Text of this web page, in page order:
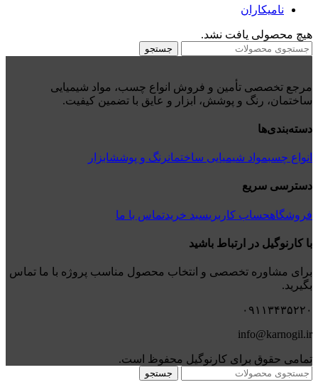
نامیکاران
هیچ محصولی یافت نشد.
جستجو
مرجع تخصصی تأمین و فروش انواع چسب، مواد شیمیایی
ساختمان، رنگ و پوشش، ابزار و عایق با تضمین کیفیت.
دسته‌بندی‌ها
انواع چسبمواد شیمیایی ساختمانرنگ و پوششابزار
دسترسی سریع
فروشگاهحساب کاربریسبد خریدتماس با ما
با کارنوگیل در ارتباط باشید
برای مشاوره تخصصی و انتخاب محصول مناسب پروژه با ما تماس
بگیرید.
۰۹۱۱۳۴۳۵۲۲۰
info@karnogil.ir
تمامی حقوق برای کارنوگیل محفوظ است.
جستجو